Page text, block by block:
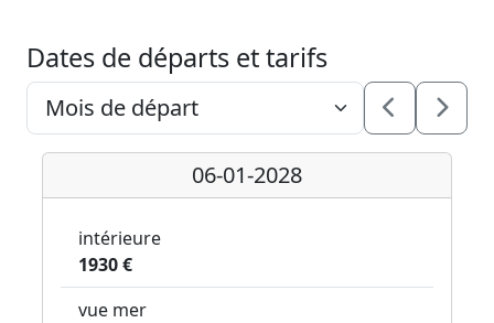
Dates de départs et tarifs
06-01-2028
intérieure
1930 €
vue mer